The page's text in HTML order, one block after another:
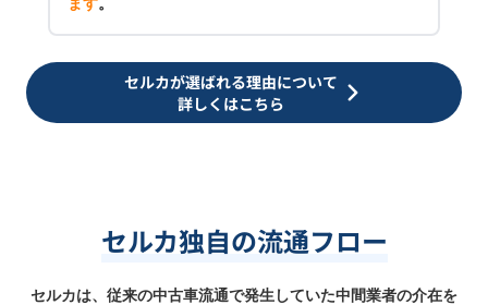
セルカが選ばれる理由について
詳しくはこちら
セルカ独自の流通フロー
セルカは、従来の中古車流通で発生していた中間業者の介在を